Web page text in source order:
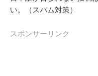
い。（スパム対策）
スポンサーリンク